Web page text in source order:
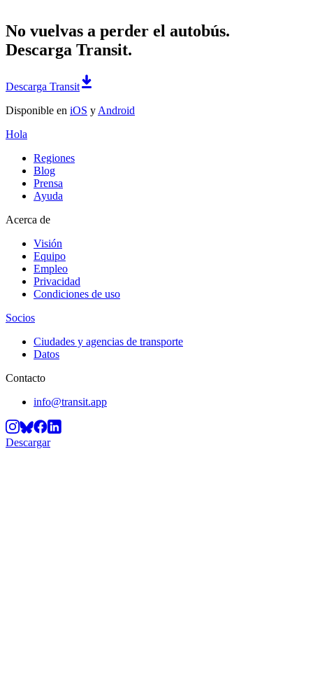
No vuelvas a perder el autobús.
Descarga Transit.
Descarga Transit
Disponible en iOS y Android
Hola
Regiones
Blog
Prensa
Ayuda
Acerca de
Visión
Equipo
Empleo
Privacidad
Condiciones de uso
Socios
Ciudades y agencias de transporte
Datos
Contacto
info@transit.app
Descargar